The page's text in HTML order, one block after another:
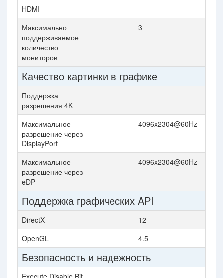
HDMI
Максимально
поддерживаемое
количество
мониторов
3
Качество картинки в графике
Поддержка
разрешения 4K
Максимальное
разрешение через
DisplayPort
4096x2304@60Hz
Максимальное
разрешение через
eDP
4096x2304@60Hz
Поддержка графических API
DirectX
12
OpenGL
4.5
Безопасность и надежность
Execute Disable Bit